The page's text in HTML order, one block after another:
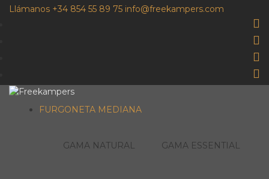
Llámanos +34 854 55 89 75 info@freekampers.com
FURGONETA MEDIANA
GAMA NATURAL GAMA ESSENTIAL